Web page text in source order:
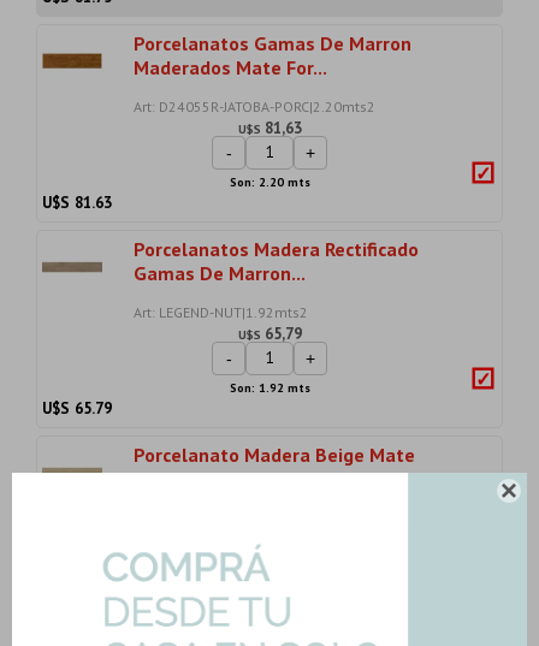

Porcelanatos Gamas De Marron
Maderados Mate For...
Art: D24055R-JATOBA-PORC|2.20mts2
U$S 81,63
- +
Son: 2.20 mts
U$S 81.63
Porcelanatos Madera Rectificado
Gamas De Marron...
Art: LEGEND-NUT|1.92mts2
U$S 65,79
- +
Son: 1.92 mts
U$S 65.79
Porcelanato Madera Beige Mate
20X141.5Cm Piso P...
-